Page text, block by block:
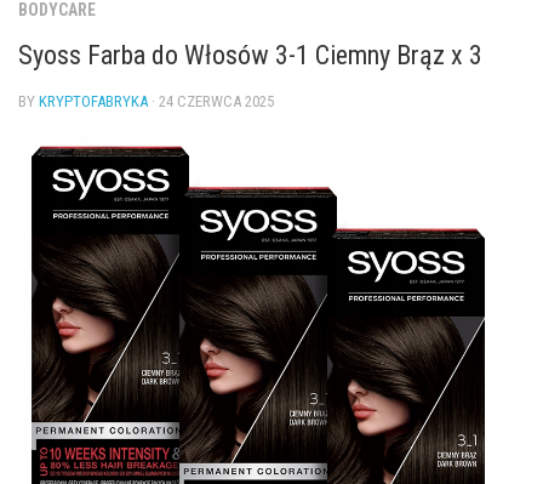
BODYCARE
Syoss Farba do Włosów 3-1 Ciemny Brąz x 3
BY KRYPTOFABRYKA · 24 CZERWCA 2025